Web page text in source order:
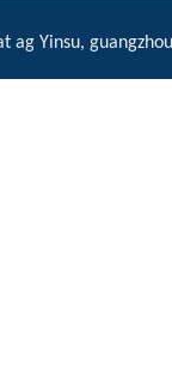
ag Yinsu,